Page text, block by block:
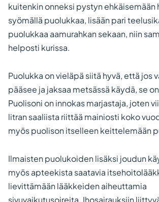
kuitenkin onneksi pystyn ehkäisemään
syömällä puolukkaa, lisään pari
puolukkaa aamurahkan sekaan, niin
helposti kurissa.
Puolukka on vieläpä siitä hyvä, että jos
pääsee ja jaksaa metsässä käydä, se
Puolisoni on innokas marjastaja, joten
litran saaliista riittää mainiosti koko
myös puolison itselleen keittelemään
Ilmaisten puolukoiden lisäksi joudun
myös apteekista saatavia
lievittämään lääkkeiden aiheuttamia